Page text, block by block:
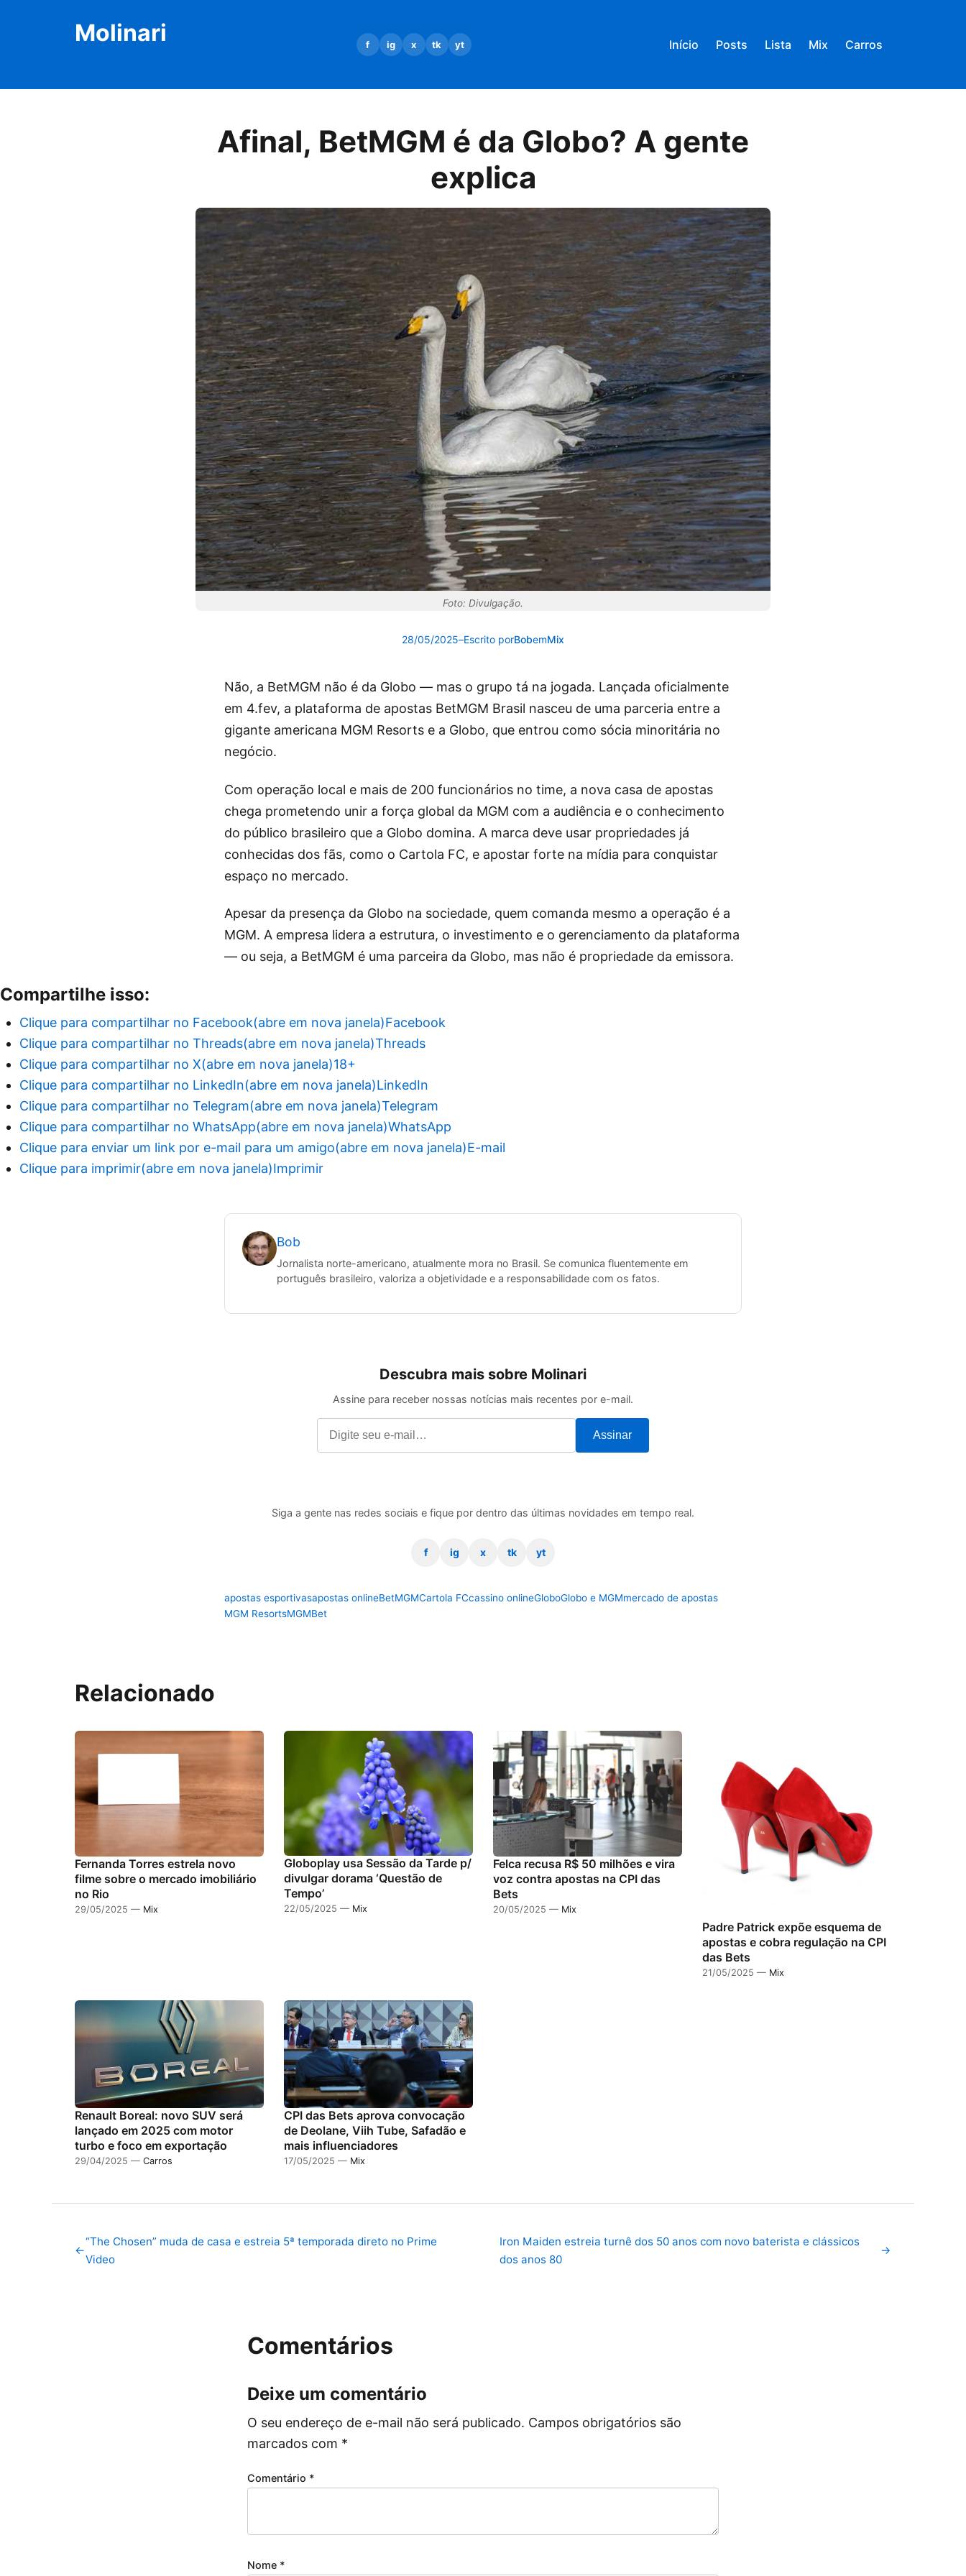
Molinari f ig x tk yt Início Posts Lista Mix Carros
Afinal, BetMGM é da Globo? A gente
explica
Foto: Divulgação.
28/05/2025–Escrito porBobemMix
Não, a BetMGM não é da Globo — mas o grupo tá na jogada. Lançada oficialmente
em 4.fev, a plataforma de apostas BetMGM Brasil nasceu de uma parceria entre a
gigante americana MGM Resorts e a Globo, que entrou como sócia minoritária no
negócio.
Com operação local e mais de 200 funcionários no time, a nova casa de apostas
chega prometendo unir a força global da MGM com a audiência e o conhecimento
do público brasileiro que a Globo domina. A marca deve usar propriedades já
conhecidas dos fãs, como o Cartola FC, e apostar forte na mídia para conquistar
espaço no mercado.
Apesar da presença da Globo na sociedade, quem comanda mesmo a operação é a
MGM. A empresa lidera a estrutura, o investimento e o gerenciamento da plataforma
— ou seja, a BetMGM é uma parceira da Globo, mas não é propriedade da emissora.
Compartilhe isso:
Clique para compartilhar no Facebook(abre em nova janela)Facebook
Clique para compartilhar no Threads(abre em nova janela)Threads
Clique para compartilhar no X(abre em nova janela)18+
Clique para compartilhar no LinkedIn(abre em nova janela)LinkedIn
Clique para compartilhar no Telegram(abre em nova janela)Telegram
Clique para compartilhar no WhatsApp(abre em nova janela)WhatsApp
Clique para enviar um link por e-mail para um amigo(abre em nova janela)E-mail
Clique para imprimir(abre em nova janela)Imprimir
Bob
Jornalista norte-americano, atualmente mora no Brasil. Se comunica fluentemente em
português brasileiro, valoriza a objetividade e a responsabilidade com os fatos.
Descubra mais sobre Molinari
Assine para receber nossas notícias mais recentes por e-mail.
Assinar
Siga a gente nas redes sociais e fique por dentro das últimas novidades em tempo real.
f ig x tk yt
apostas esportivasapostas onlineBetMGMCartola FCcassino onlineGloboGlobo e MGMmercado de apostas
MGM ResortsMGMBet
Relacionado
Fernanda Torres estrela novo
filme sobre o mercado imobiliário
no Rio
29/05/2025 — Mix
Globoplay usa Sessão da Tarde p/
divulgar dorama ‘Questão de
Tempo’
22/05/2025 — Mix
Felca recusa R$ 50 milhões e vira
voz contra apostas na CPI das
Bets
20/05/2025 — Mix
Padre Patrick expõe esquema de
apostas e cobra regulação na CPI
das Bets
21/05/2025 — Mix
Renault Boreal: novo SUV será
lançado em 2025 com motor
turbo e foco em exportação
29/04/2025 — Carros
CPI das Bets aprova convocação
de Deolane, Viih Tube, Safadão e
mais influenciadores
17/05/2025 — Mix
←
“The Chosen” muda de casa e estreia 5ª temporada direto no Prime
Video
Iron Maiden estreia turnê dos 50 anos com novo baterista e clássicos
dos anos 80
→
Comentários
Deixe um comentário
O seu endereço de e-mail não será publicado. Campos obrigatórios são
marcados com *
Comentário *
Nome *